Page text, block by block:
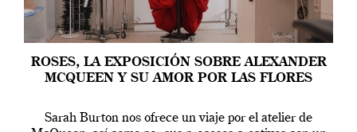
ROSES, LA EXPOSICIÓN SOBRE ALEXANDER
MCQUEEN Y SU AMOR POR LAS FLORES
Sarah Burton nos ofrece un viaje por el atelier de